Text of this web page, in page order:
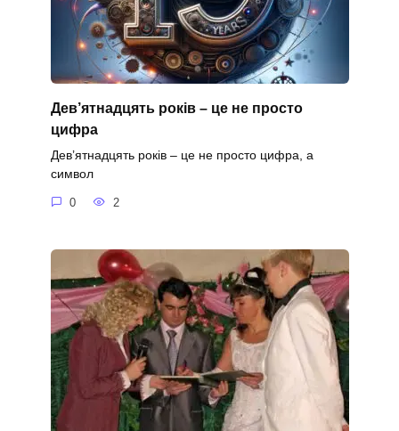
Дев’ятнадцять років – це не просто
цифра
Дев’ятнадцять років – це не просто цифра, а
символ
0 2